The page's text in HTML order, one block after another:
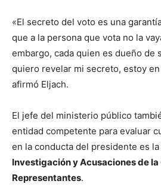
«El secreto del voto es una
que a la persona que vota no la
embargo, cada quien es dueño de
quiero revelar mi secreto, estoy
afirmó Eljach.
El jefe del ministerio público
entidad competente para evaluar
en la conducta del presidente es la
Investigación y Acusaciones de la
Representantes.